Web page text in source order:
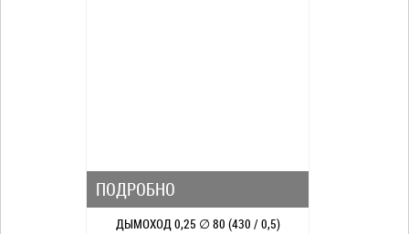
ПОДРОБНО
ДЫМОХОД 0,25 ∅ 80 (430 / 0,5)